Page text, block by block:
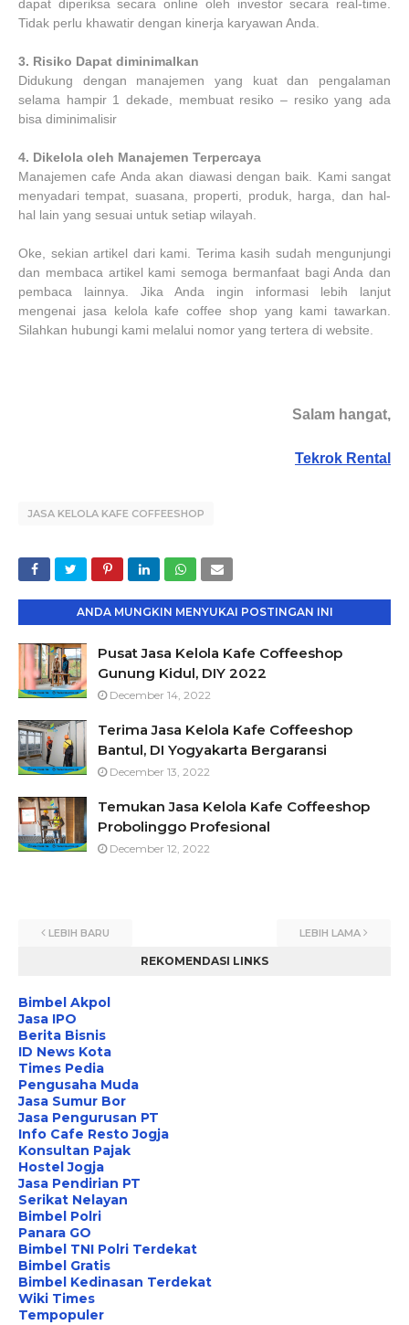
dapat diperiksa secara online oleh investor secara real-time.
Tidak perlu khawatir dengan kinerja karyawan Anda.
3. Risiko Dapat diminimalkan
Didukung dengan manajemen yang kuat dan pengalaman
selama hampir 1 dekade, membuat resiko – resiko yang ada
bisa diminimalisir
4. Dikelola oleh Manajemen Terpercaya
Manajemen cafe Anda akan diawasi dengan baik. Kami sangat
menyadari tempat, suasana, properti, produk, harga, dan hal-
hal lain yang sesuai untuk setiap wilayah.
Oke, sekian artikel dari kami. Terima kasih sudah mengunjungi
dan membaca artikel kami semoga bermanfaat bagi Anda dan
pembaca lainnya. Jika Anda ingin informasi lebih lanjut
mengenai jasa kelola kafe coffee shop yang kami tawarkan.
Silahkan hubungi kami melalui nomor yang tertera di website.
Salam hangat,
Tekrok Rental
JASA KELOLA KAFE COFFEESHOP
ANDA MUNGKIN MENYUKAI POSTINGAN INI
Pusat Jasa Kelola Kafe Coffeeshop
Gunung Kidul, DIY 2022
December 14, 2022
Terima Jasa Kelola Kafe Coffeeshop
Bantul, DI Yogyakarta Bergaransi
December 13, 2022
Temukan Jasa Kelola Kafe Coffeeshop
Probolinggo Profesional
December 12, 2022
LEBIH BARU LEBIH LAMA
REKOMENDASI LINKS
Bimbel Akpol
Jasa IPO
Berita Bisnis
ID News Kota
Times Pedia
Pengusaha Muda
Jasa Sumur Bor
Jasa Pengurusan PT
Info Cafe Resto Jogja
Konsultan Pajak
Hostel Jogja
Jasa Pendirian PT
Serikat Nelayan
Bimbel Polri
Panara GO
Bimbel TNI Polri Terdekat
Bimbel Gratis
Bimbel Kedinasan Terdekat
Wiki Times
Tempopuler